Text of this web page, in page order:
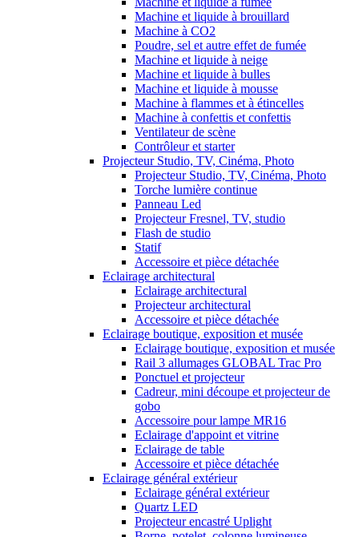
Machine et liquide à brouillard
Machine à CO2
Poudre, sel et autre effet de fumée
Machine et liquide à neige
Machine et liquide à bulles
Machine et liquide à mousse
Machine à flammes et à étincelles
Machine à confettis et confettis
Ventilateur de scène
Contrôleur et starter
Projecteur Studio, TV, Cinéma, Photo
Projecteur Studio, TV, Cinéma, Photo
Torche lumière continue
Panneau Led
Projecteur Fresnel, TV, studio
Flash de studio
Statif
Accessoire et pièce détachée
Eclairage architectural
Eclairage architectural
Projecteur architectural
Accessoire et pièce détachée
Eclairage boutique, exposition et musée
Eclairage boutique, exposition et musée
Rail 3 allumages GLOBAL Trac Pro
Ponctuel et projecteur
Cadreur, mini découpe et projecteur de
gobo
Accessoire pour lampe MR16
Eclairage d'appoint et vitrine
Eclairage de table
Accessoire et pièce détachée
Eclairage général extérieur
Eclairage général extérieur
Quartz LED
Projecteur encastré Uplight